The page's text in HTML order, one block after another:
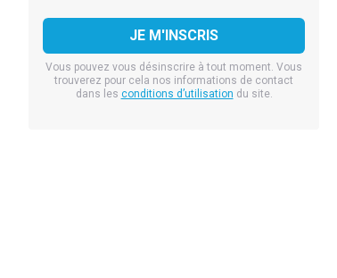
Vous pouvez vous désinscrire à tout moment. Vous
trouverez pour cela nos informations de contact
dans les conditions d’utilisation du site.